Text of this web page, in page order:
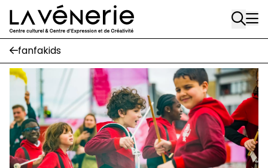
Aller au contenu principal
Rue Gratès, 3
1170 Watermael-Boitsfort
02 663 85 50
Écuries
Place Gilson, 3
1170 Watermael-Boitsfort
02 663 85 50
suivez-nous
fanfakids